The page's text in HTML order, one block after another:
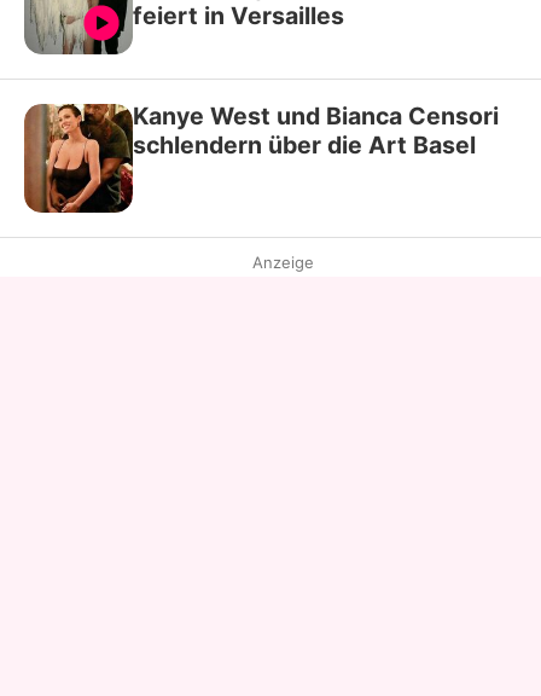
feiert in Versailles
Kanye West und Bianca Censori
schlendern über die Art Basel
Anzeige